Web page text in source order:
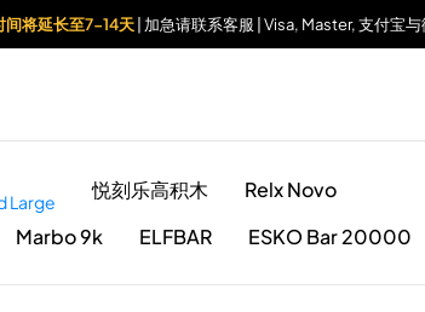
间将延长至7-14天 | 加急请联系客服 | Visa, Master, 支付宝
Large 悦刻乐高积木
Relx Novo
Marbo 9k ELFBAR ESKO Bar 20000